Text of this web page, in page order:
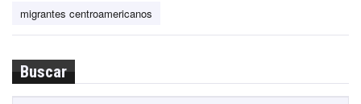
migrantes centroamericanos
Buscar